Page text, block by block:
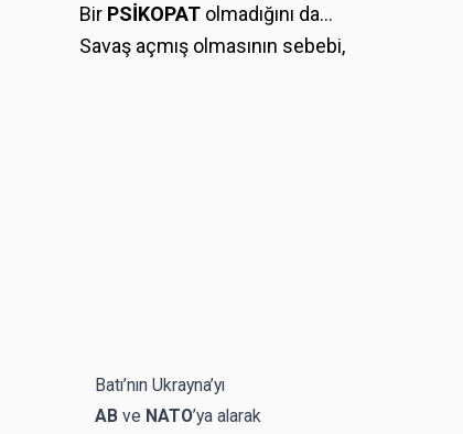
Bir PSİKOPAT olmadığını da…
Savaş açmış olmasının sebebi,
Batı’nın Ukrayna’yı
AB ve NATO’ya alarak